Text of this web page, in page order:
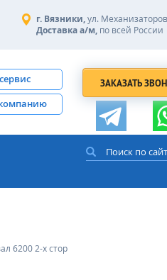
г. Вязники,ул.
Доставка а/м, по всей России
ЗАКАЗАТЬ
6200 2-х стор